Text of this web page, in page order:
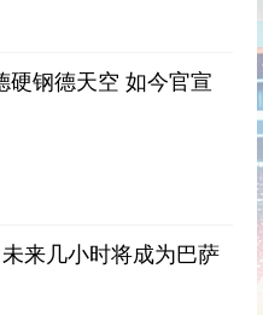
硬钢德天空 如今官宣
来几小时将成为巴萨